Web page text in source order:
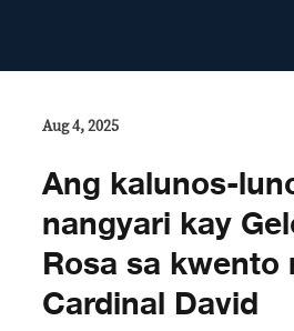
Aug 4, 2025
Ang kalunos-
nangyari kay
Rosa sa kwento
Cardinal David